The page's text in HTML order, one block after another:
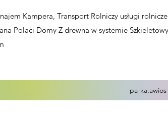
Kampera, Transport Rolniczy usługi
Polaci Domy Z drewna w systemie
pa-